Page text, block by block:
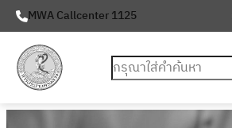
MWA Callcenter 1125
ค้นหา